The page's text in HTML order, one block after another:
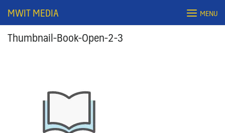
MWIT MEDIA MENU
Thumbnail-Book-Open-2-3